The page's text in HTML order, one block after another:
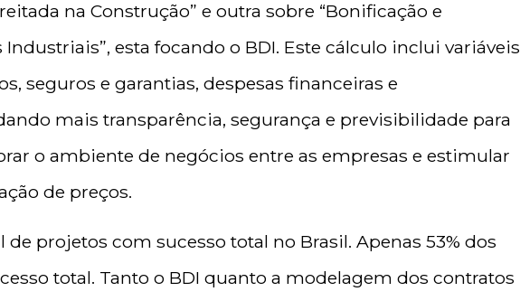
na Construção” e outra sobre “Bonificação e
esta focando o BDI. Este cálculo inclui variáveis
seguros e garantias, despesas financeiras e
mais transparência, segurança e previsibilidade para
o ambiente de negócios entre as empresas e estimular
de preços.
projetos com sucesso total no Brasil. Apenas 53% dos
total. Tanto o BDI quanto a modelagem dos contratos